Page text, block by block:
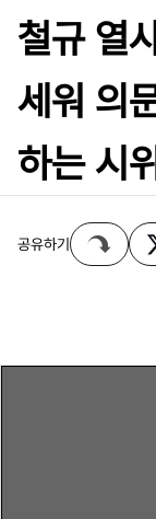
철규 열
세워 의
하는 시
공유하기